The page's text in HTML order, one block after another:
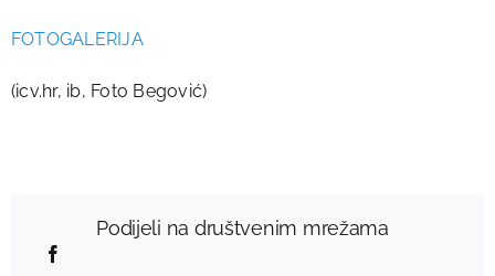
FOTOGALERIJA
(icv.hr, ib, Foto Begović)
Podijeli na društvenim mrežama